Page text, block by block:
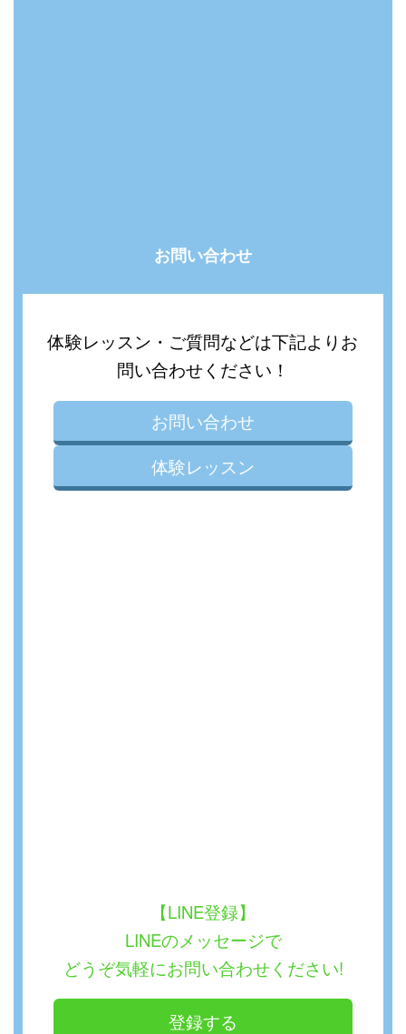
お問い合わせ
体験レッスン・ご質問などは下記よりお
問い合わせください！
お問い合わせ
体験レッスン
【LINE登録】
LINEのメッセージで
どうぞ気軽にお問い合わせください!
登録する